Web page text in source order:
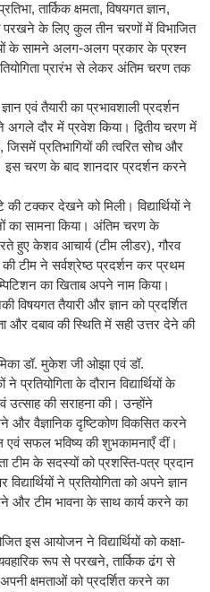
तार्किक क्षमता, विषयगत ज्ञान,
परखने के लिए कुल तीन चरणों में विभाजित
के सामने अलग-अलग प्रकार के प्रश्न
प्रारंभ से लेकर अंतिम चरण तक
एवं तैयारी का प्रभावशाली प्रदर्शन
दौर में प्रवेश किया। द्वितीय चरण में
जिसमें प्रतिभागियों की त्वरित सोच और
इस चरण के बाद शानदार प्रदर्शन करने
टक्कर देखने को मिली। विद्यार्थियों ने
का सामना किया। अंतिम चरण के
हुए केशव आचार्य (टीम लीडर), गौरव
की टीम ने सर्वश्रेष्ठ प्रदर्शन कर प्रथम
का खिताब अपने नाम किया।
तैयारी और ज्ञान को प्रदर्शित
और दबाव की स्थिति में सही उत्तर देने की
डॉ. मुकेश जी ओझा एवं डॉ.
प्रतियोगिता के दौरान विद्यार्थियों के
उत्साह की सराहना की। उन्होंने
और वैज्ञानिक दृष्टिकोण विकसित करने
सफल भविष्य की शुभकामनाएँ दीं।
टीम के सदस्यों को प्रशस्ति-पत्र प्रदान
ने प्रतियोगिता को अपने ज्ञान
टीम भावना के साथ कार्य करने का
इस आयोजन ने विद्यार्थियों को कक्षा-
रूप से परखने, तार्किक ढंग से
क्षमताओं को प्रदर्शित करने का